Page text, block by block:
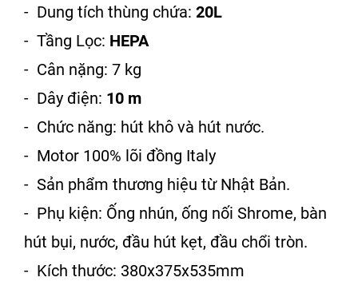
- Dung tích thùng chứa: 20L
- Tầng Lọc: HEPA
- Cân nặng: 7 kg
- Dây điện: 10 m
- Chức năng: hút khô và hút nước.
- Motor 100% lõi đồng Italy
- Sản phẩm thương hiệu từ Nhật Bản.
- Phụ kiện: Ống nhún, ống nối Shrome, bàn
hút bụi, nước, đầu hút kẹt, đầu chổi tròn.
- Kích thước: 380x375x535mm